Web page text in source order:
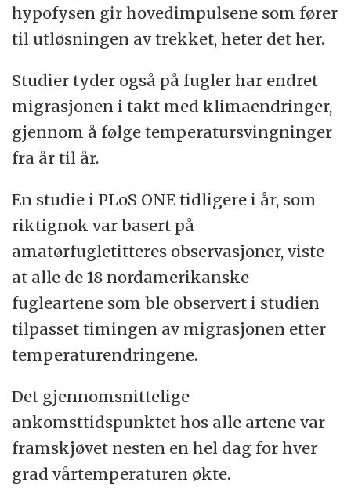
hypofysen gir hovedimpulsene som fører
til utløsningen av trekket, heter det her.
Studier tyder også på fugler har endret
migrasjonen i takt med klimaendringer,
gjennom å følge temperatursvingninger
fra år til år.
En studie i PLoS ONE tidligere i år, som
riktignok var basert på
amatørfugletitteres observasjoner, viste
at alle de 18 nordamerikanske
fugleartene som ble observert i studien
tilpasset timingen av migrasjonen etter
temperaturendringene.
Det gjennomsnittelige
ankomsttidspunktet hos alle artene var
framskjøvet nesten en hel dag for hver
grad vårtemperaturen økte.